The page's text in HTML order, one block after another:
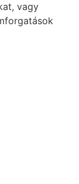
vagy